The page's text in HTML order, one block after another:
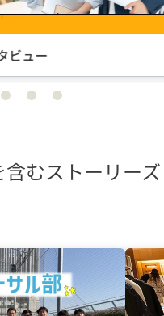
ビュー
item item item
含むストーリーズ